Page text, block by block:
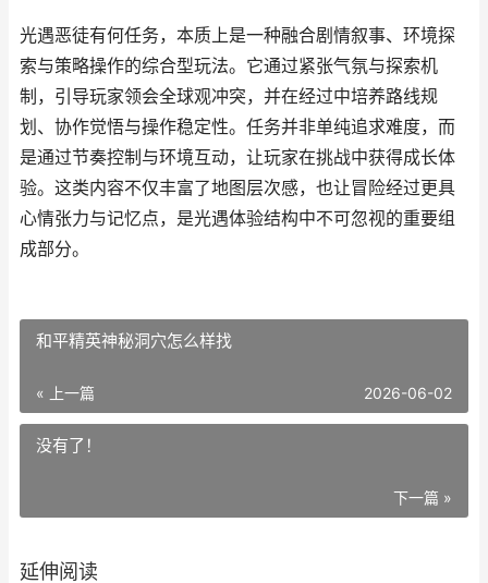
光遇恶徒有何任务，本质上是一种融合剧情叙事、环境探
索与策略操作的综合型玩法。它通过紧张气氛与探索机
制，引导玩家领会全球观冲突，并在经过中培养路线规
划、协作觉悟与操作稳定性。任务并非单纯追求难度，而
是通过节奏控制与环境互动，让玩家在挑战中获得成长体
验。这类内容不仅丰富了地图层次感，也让冒险经过更具
心情张力与记忆点，是光遇体验结构中不可忽视的重要组
成部分。
和平精英神秘洞穴怎么样找
« 上一篇 2026-06-02
没有了！
下一篇 »
延伸阅读